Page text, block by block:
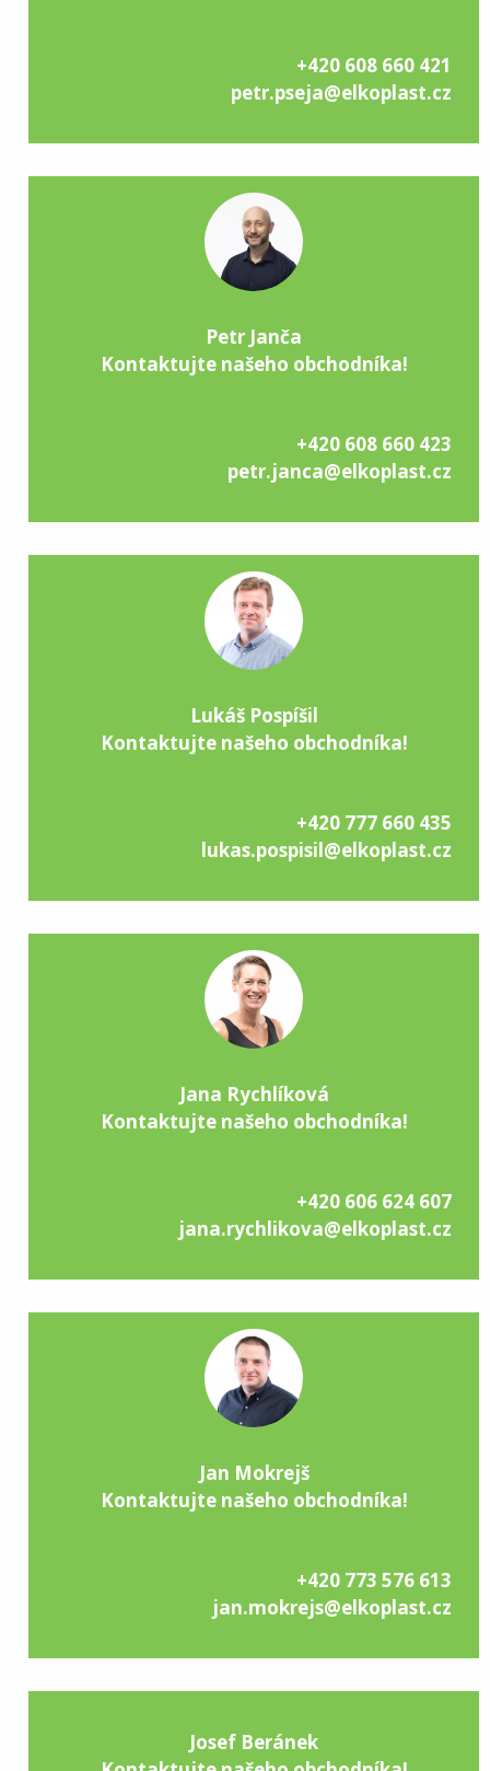
+420 608 660 421
petr.pseja@elkoplast.cz
Petr Janča
Kontaktujte našeho obchodníka!
+420 608 660 423
petr.janca@elkoplast.cz
Lukáš Pospíšil
Kontaktujte našeho obchodníka!
+420 777 660 435
lukas.pospisil@elkoplast.cz
Jana Rychlíková
Kontaktujte našeho obchodníka!
+420 606 624 607
jana.rychlikova@elkoplast.cz
Jan Mokrejš
Kontaktujte našeho obchodníka!
+420 773 576 613
jan.mokrejs@elkoplast.cz
Josef Beránek